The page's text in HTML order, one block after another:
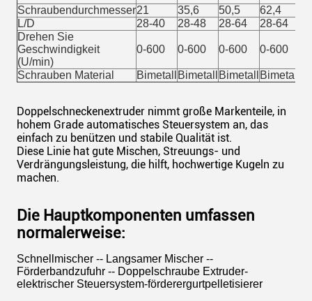
Schraubendurchmesser21 35,6 50,5 62,4
L/D
28-40 28-48 28-64 28-64
Drehen Sie
Geschwindigkeit
(U/min)
0-600 0-600 0-600 0-600
Schrauben Material Bimetall Bimetall Bimetall Bimetall
Doppelschneckenextruder nimmt große Markenteile, in
hohem Grade automatisches Steuersystem an, das
einfach zu benützen und stabile Qualität ist.
Diese Linie hat gute Mischen, Streuungs- und
Verdrängungsleistung, die hilft, hochwertige Kugeln zu
machen.
Die Hauptkomponenten umfassen
normalerweise:
Schnellmischer -- Langsamer Mischer --
Förderbandzufuhr -- Doppelschraube Extruder-
elektrischer Steuersystem-förderergurtpelletisierer